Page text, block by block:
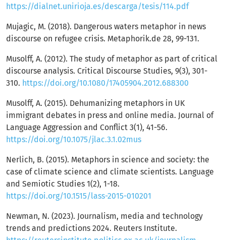
https://dialnet.unirioja.es/descarga/tesis/114.pdf
Mujagic, M. (2018). Dangerous waters metaphor in news
discourse on refugee crisis. Metaphorik.de 28, 99-131.
Musolff, A. (2012). The study of metaphor as part of critical
discourse analysis. Critical Discourse Studies, 9(3), 301-
310. https://doi.org/10.1080/17405904.2012.688300
Musolff, A. (2015). Dehumanizing metaphors in UK
immigrant debates in press and online media. Journal of
Language Aggression and Conflict 3(1), 41-56.
https://doi.org/10.1075/jlac.3.1.02mus
Nerlich, B. (2015). Metaphors in science and society: the
case of climate science and climate scientists. Language
and Semiotic Studies 1(2), 1-18.
https://doi.org/10.1515/lass-2015-010201
Newman, N. (2023). Journalism, media and technology
trends and predictions 2024. Reuters Institute.